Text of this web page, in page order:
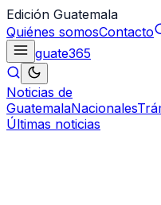
Edición Guatemala
Quiénes somosContacto
guate365
Noticias de
GuatemalaNacionales
Últimas noticias